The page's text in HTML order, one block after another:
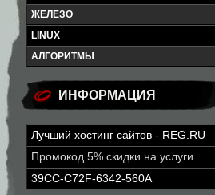
ЖЕЛЕЗО
LINUX
АЛГОРИТМЫ
ИНФОРМАЦИЯ
Лучший хостинг сайтов - REG.RU
Промокод 5% скидки на услуги
39CC-C72F-6342-560A